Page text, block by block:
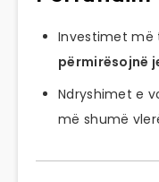
Investimet më
përmirësojnë
Ndryshimet e
më shumë